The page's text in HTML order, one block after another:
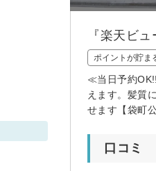
『楽天ビ
ポイントが貯ま
≪当日予約
えます。髪質
せます【袋町
口コミ